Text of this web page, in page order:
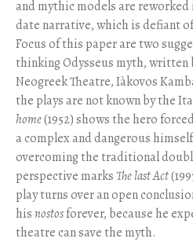
and mythic models are
date narrative, which is defiant
Focus of this paper are two
thinking Odysseus myth,
Neogreek Theatre, Iàkovos
the plays are not known by the
home(1952) shows the hero
a complex and dangerous
overcoming the traditional
perspective marks The last Act
play turns over an open
hisnostosforever, because he
theatre can save the myth.